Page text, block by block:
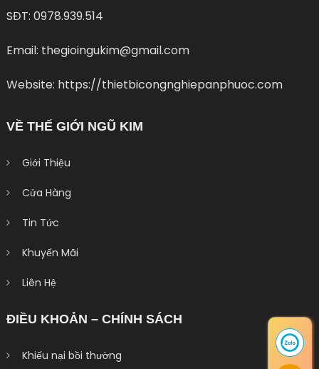
SĐT: 0978.939.514
Email: thegioingukim@gmail.com
Website: https://thietbicongnghiepanphuoc.com
VỀ THẾ GIỚI NGŨ KIM
Giới Thiệu
Cửa Hàng
Tin Tức
Khuyến Mãi
Liên Hệ
ĐIỀU KHOẢN – CHÍNH SÁCH
Khiếu nại bồi thường